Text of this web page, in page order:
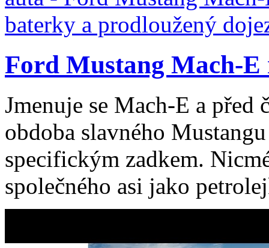
Ford Mustang Mach-E
Jmenuje se Mach-E a
obdoba slavného
specifickým zadkem.
společného asi jako